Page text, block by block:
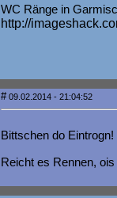
WC Ränge in
http://
#09.02.2014 - 21:04:52
Bittschen do Eintrogn!
Reicht es Rennen,